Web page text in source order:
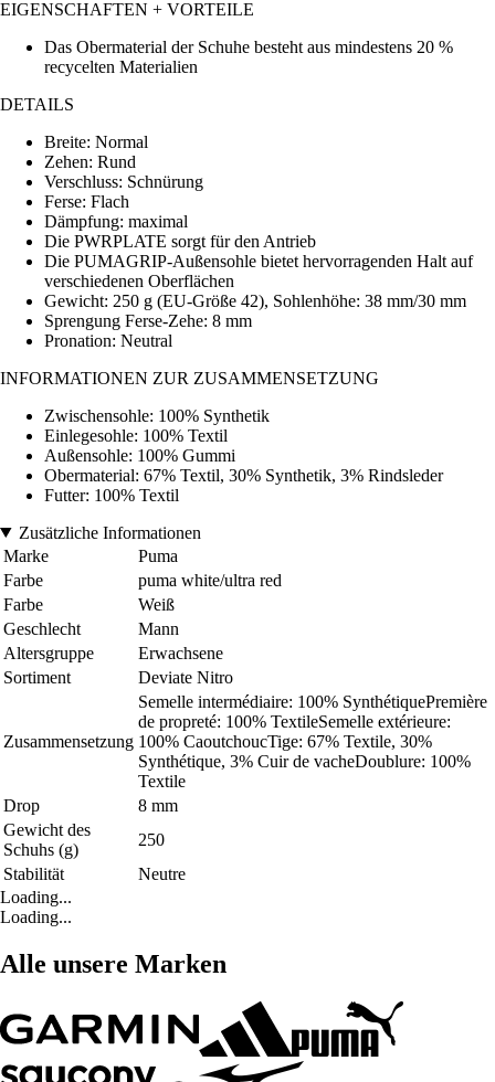
EIGENSCHAFTEN + VORTEILE
Das Obermaterial der Schuhe besteht aus mindestens 20 %
recycelten Materialien
DETAILS
Breite: Normal
Zehen: Rund
Verschluss: Schnürung
Ferse: Flach
Dämpfung: maximal
Die PWRPLATE sorgt für den Antrieb
Die PUMAGRIP-Außensohle bietet hervorragenden Halt auf
verschiedenen Oberflächen
Gewicht: 250 g (EU-Größe 42), Sohlenhöhe: 38 mm/30 mm
Sprengung Ferse-Zehe: 8 mm
Pronation: Neutral
INFORMATIONEN ZUR ZUSAMMENSETZUNG
Zwischensohle: 100% Synthetik
Einlegesohle: 100% Textil
Außensohle: 100% Gummi
Obermaterial: 67% Textil, 30% Synthetik, 3% Rindsleder
Futter: 100% Textil
Zusätzliche Informationen
Marke
Puma
Farbe
puma white/ultra red
Farbe
Weiß
Geschlecht
Mann
Altersgruppe
Erwachsene
Sortiment
Deviate Nitro
Zusammensetzung
Semelle intermédiaire: 100% SynthétiquePremière
de propreté: 100% TextileSemelle extérieure:
100% CaoutchoucTige: 67% Textile, 30%
Synthétique, 3% Cuir de vacheDoublure: 100%
Textile
Drop
8 mm
Gewicht des
Schuhs (g)
250
Stabilität
Neutre
Loading...
Loading...
Alle unsere Marken